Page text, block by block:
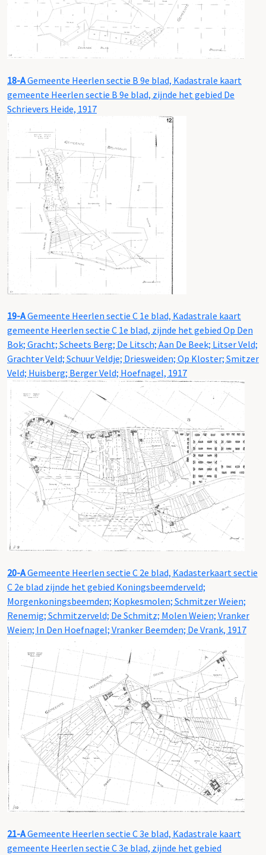
18-AGemeente Heerlen sectie B 9e blad, Kadastrale kaart
gemeente Heerlen sectie B 9e blad, zijnde het gebied De
Schrievers Heide, 1917
19-AGemeente Heerlen sectie C 1e blad, Kadastrale kaart
gemeente Heerlen sectie C 1e blad, zijnde het gebied Op Den
Bok; Gracht; Scheets Berg; De Litsch; Aan De Beek; Litser Veld;
Grachter Veld; Schuur Veldje; Driesweiden; Op Kloster; Smitzer
Veld; Huisberg; Berger Veld; Hoefnagel, 1917
20-AGemeente Heerlen sectie C 2e blad, Kadasterkaart sectie
C 2e blad zijnde het gebied Koningsbeemderveld;
Morgenkoningsbeemden; Kopkesmolen; Schmitzer Weien;
Renemig; Schmitzerveld; De Schmitz; Molen Weien; Vranker
Weien; In Den Hoefnagel; Vranker Beemden; De Vrank, 1917
21-AGemeente Heerlen sectie C 3e blad, Kadastrale kaart
gemeente Heerlen sectie C 3e blad, zijnde het gebied